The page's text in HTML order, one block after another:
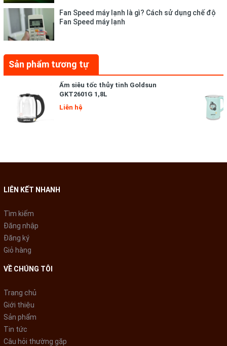
Fan Speed máy lạnh là gì? Cách sử dụng chế độ
Fan Speed máy lạnh
Sản phẩm tương tự
Ấm siêu tốc thủy tinh Goldsun
GKT2601G 1,8L
Liên hệ
LIÊN KẾT NHANH
Tìm kiếm
Đăng nhập
Đăng ký
Giỏ hàng
VỀ CHÚNG TÔI
Trang chủ
Giới thiệu
Sản phẩm
Tin tức
Câu hỏi thường gặp